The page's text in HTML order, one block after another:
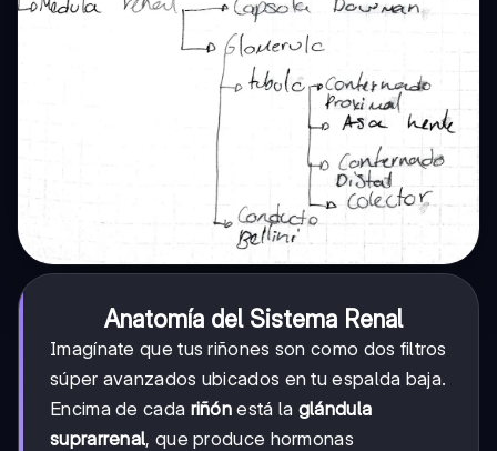
Anatomía del Sistema Renal
Imagínate que tus riñones son como dos filtros
súper avanzados ubicados en tu espalda baja.
Encima de cada riñón está la glándula
suprarrenal, que produce hormonas